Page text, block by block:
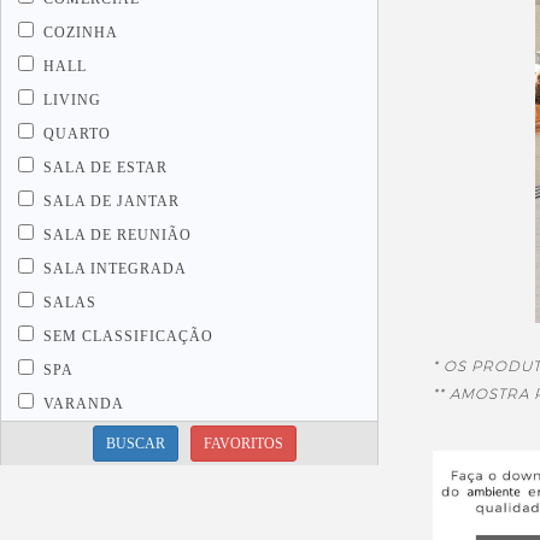
COZINHA
HALL
LIVING
QUARTO
SALA DE ESTAR
SALA DE JANTAR
SALA DE REUNIÃO
SALA INTEGRADA
SALAS
SEM CLASSIFICAÇÃO
SPA
VARANDA
BUSCAR FAVORITOS
* OS
** AMOSTRA